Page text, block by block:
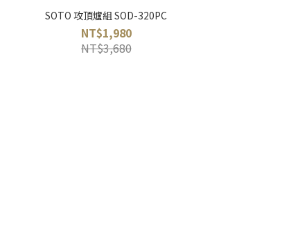
SOTO 攻頂爐組 SOD-320PC
NT$1,980
NT$3,680